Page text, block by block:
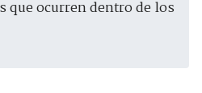
que ocurren dentro de los